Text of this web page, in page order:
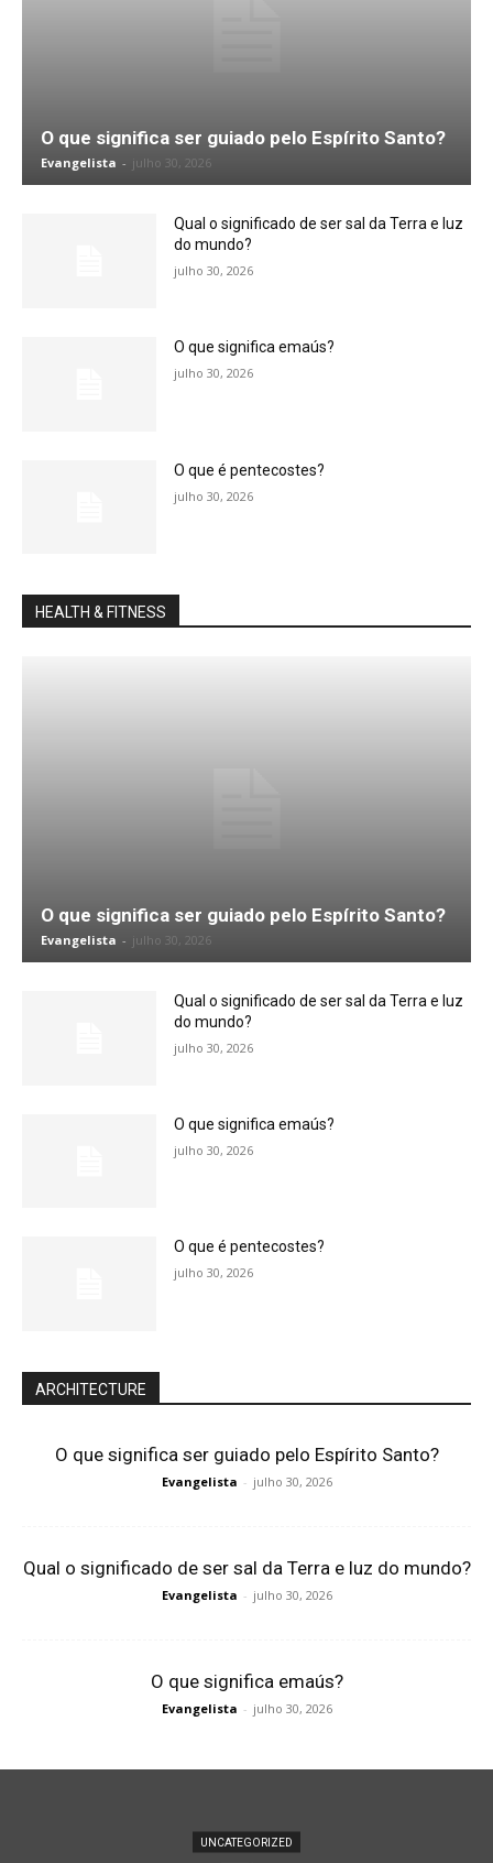
O que significa ser guiado pelo Espírito Santo?
Evangelista - julho 30, 2026
Qual o significado de ser sal da Terra e luz
do mundo?
julho 30, 2026
O que significa emaús?
julho 30, 2026
O que é pentecostes?
julho 30, 2026
HEALTH & FITNESS
O que significa ser guiado pelo Espírito Santo?
Evangelista - julho 30, 2026
Qual o significado de ser sal da Terra e luz
do mundo?
julho 30, 2026
O que significa emaús?
julho 30, 2026
O que é pentecostes?
julho 30, 2026
ARCHITECTURE
O que significa ser guiado pelo Espírito Santo?
Evangelista - julho 30, 2026
Qual o significado de ser sal da Terra e luz do mundo?
Evangelista - julho 30, 2026
O que significa emaús?
Evangelista - julho 30, 2026
UNCATEGORIZED